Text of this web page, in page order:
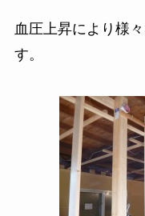
血圧上昇により様
す。